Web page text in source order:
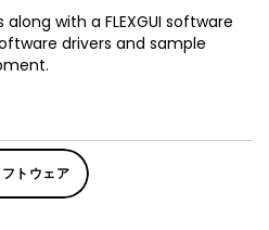
with a FLEXGUI software
drivers and sample
トウェア